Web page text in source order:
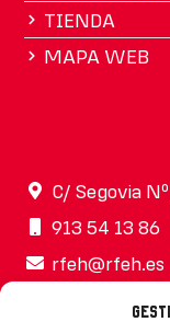
TIENDA
MAPA WEB
C/ Segovia
913 54 13 86
rfeh@rfeh.es